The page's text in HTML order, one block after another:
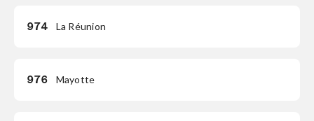
974 La Réunion
976 Mayotte